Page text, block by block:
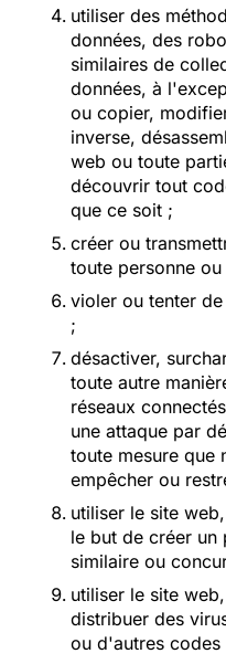
utiliser des
données, des
similaires de
données, à
ou copier,
inverse,
web ou toute
découvrir tout
que ce soit ;
créer ou
toute personne ou
violer ou tenter
;
désactiver,
toute autre
réseaux
une attaque par
toute mesure que
empêcher ou
utiliser le site
le but de créer un
similaire ou
utiliser le site
distribuer des
ou d'autres codes